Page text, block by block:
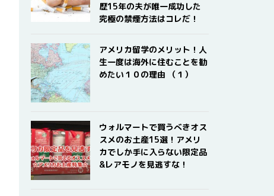
歴15年の夫が唯一成功した
究極の禁煙方法はコレだ！
アメリカ留学のメリット！人
生一度は海外に住むことを勧
めたい１０の理由 （１）
ウォルマートで買うべきオス
スメのお土産15選！アメリ
カでしか手に入らない限定品
&レアモノを見逃すな！